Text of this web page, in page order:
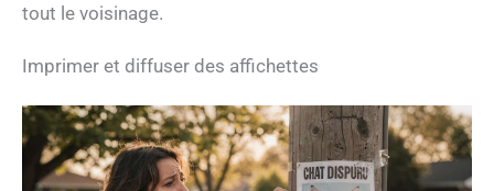
tout le voisinage.
Imprimer et diffuser des affichettes